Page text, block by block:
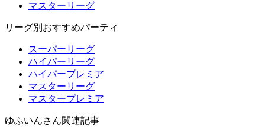
マスターリーグ
リーグ別おすすめパーティ
スーパーリーグ
ハイパーリーグ
ハイパープレミア
マスターリーグ
マスタープレミア
ゆふいんさん関連記事